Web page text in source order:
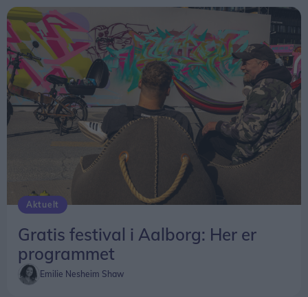
Aktuelt
Gratis festival i Aalborg: Her er
programmet
Emilie Nesheim Shaw